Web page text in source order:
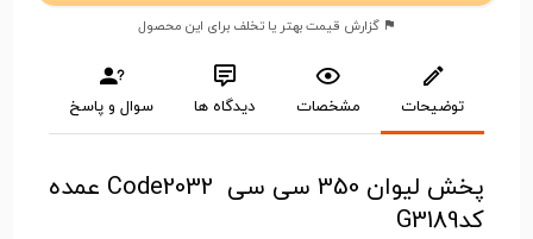
گزارش قیمت بهتر یا تخلف برای این محصول
توضیحات مشخصات دیدگاه ها سوال و پاسخ
پخش لیوان 350 سی سی Code2032 عمده
کدG3189